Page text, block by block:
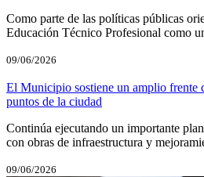
Como parte de las políticas públicas
Educación Técnico Profesional como
09/06/2026
El Municipio sostiene un amplio frente
puntos de la ciudad
Continúa ejecutando un importante
con obras de infraestructura y
09/06/2026